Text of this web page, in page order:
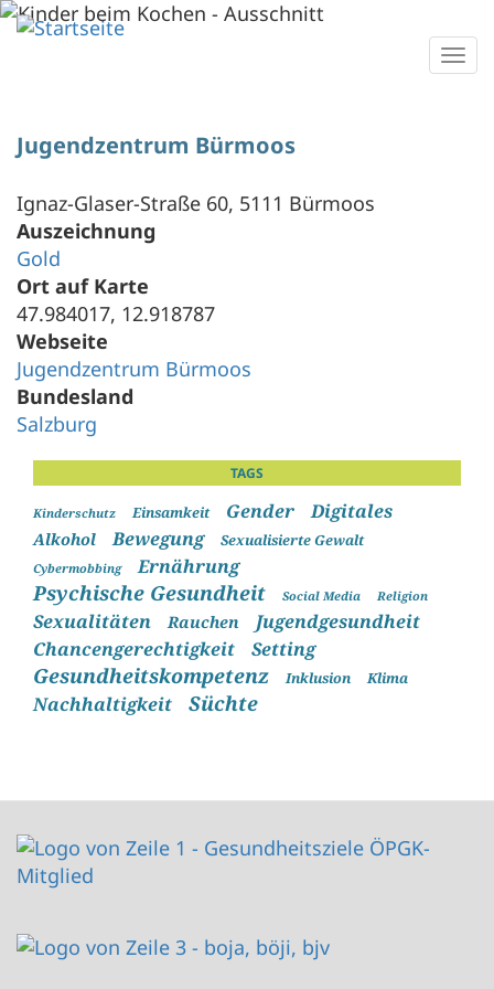
Direkt
zum
Jugendzentrum Bürmoos
Ignaz-Glaser-Straße 60, 5111 Bürmoos
Auszeichnung
Gold
Ort auf Karte
47.984017, 12.918787
Webseite
Jugendzentrum Bürmoos
Bundesland
Salzburg
TAGS
Kinderschutz Einsamkeit Gender Digitales
Alkohol Bewegung Sexualisierte Gewalt
Cybermobbing Ernährung
Psychische Gesundheit Social Media Religion
Sexualitäten Rauchen
Jugendgesundheit
Chancengerechtigkeit
Setting
Gesundheitskompetenz Inklusion Klima
Nachhaltigkeit Süchte